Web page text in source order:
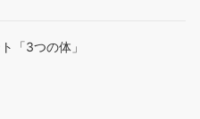
「3つの体」